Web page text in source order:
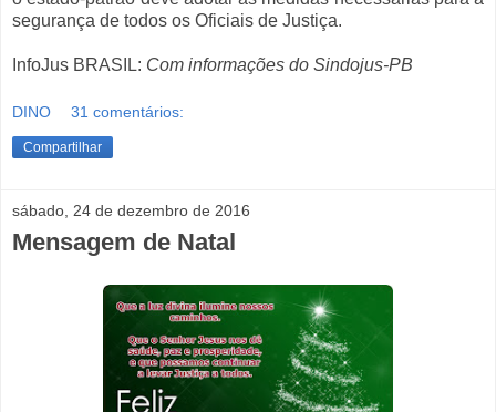
segurança de todos os Oficiais de Justiça.
InfoJus BRASIL: Com informações do Sindojus-PB
DINO 31 comentários:
Compartilhar
sábado, 24 de dezembro de 2016
Mensagem de Natal